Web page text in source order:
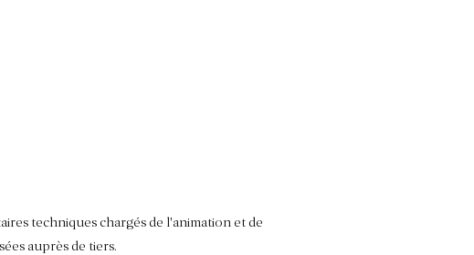
techniques chargés de l'animation et de
auprès de tiers.